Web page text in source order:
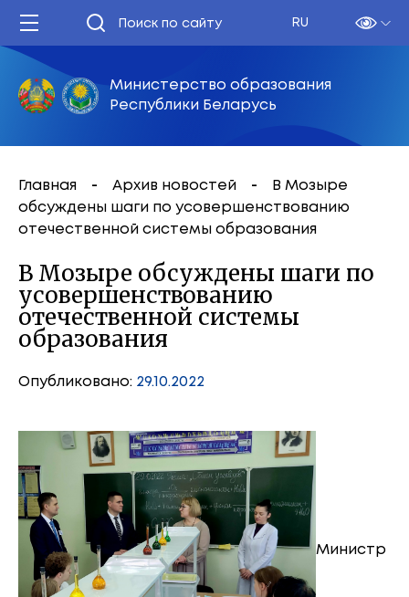
RU
Министерство образования
Республики Беларусь
Главная Архив новостей
В Мозыре
обсуждены шаги по усовершенствованию
отечественной системы образования
В Мозыре обсуждены шаги по
усовершенствованию
отечественной системы
образования
Опубликовано: 29.10.2022
Министр